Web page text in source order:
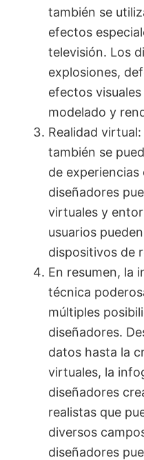
también se
efectos
televisión. Los
explosiones,
efectos
modelado y
Realidad
también se
de
diseñadores
virtuales y
usuarios
dispositivos de
En resumen, la
técnica
múltiples
diseñadores.
datos hasta la
virtuales, la
diseñadores
realistas que
diversos
diseñadores